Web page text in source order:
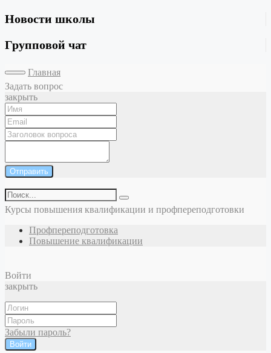
Новости школы
Групповой чат
Главная
Задать вопрос
закрыть
Отправить
Курсы повышения квалификации и профпереподготовки
Профпереподготовка
Повышение квалификации
Войти
закрыть
Забыли пароль?
Войти